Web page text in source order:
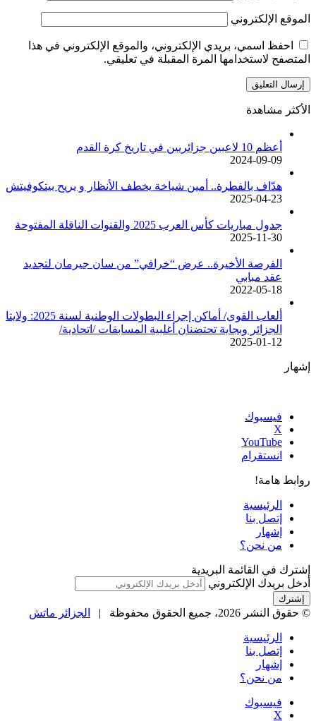
الموقع الإلكتروني
احفظ اسمي، بريدي الإلكتروني، والموقع الإلكتروني في هذا
المتصفح لاستخدامها المرة المقبلة في تعليقي.
الأكثر مشاهدة
أعظم 10 لاعبين جزائريين في تاريخ كرة القدم
2024-09-09
هدّاف بالفطرة.. أمين شياخة يخطف الأنظار و يريح بيتكوفيتش
2025-04-23
جدول مباريات كأس العرب 2025 والقنوات الناقلة المفتوحة
2025-11-30
الفرصة الأخيرة.. عرض “خرافي” من سان جيرمان لتجديد
عقد مبابي
2022-05-18
ألعاب القوى/ أماكن إجراء البطولات الوطنية لسنة 2025: ولايتا
الجزائر وبجاية تحتضنان أغلبية المسابقات /اتحادية/
2025-01-12
إشهار
فيسبوك
‫X
‫YouTube
انستقرام
روابط هامة!
الرئيسية
إتصل بنا
إشهار
من نحن؟
إشترك في القائمة البريدية
أدخل بريدك الإلكتروني
© حقوق النشر 2026، جميع الحقوق محفوظة | الجزائر ماتش
الرئيسية
إتصل بنا
إشهار
من نحن؟
فيسبوك
‫X